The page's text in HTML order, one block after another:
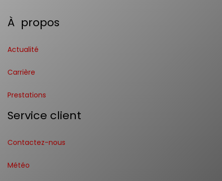
À propos
Actualité
Carrière
Prestations
Service client
Contactez-nous
Météo